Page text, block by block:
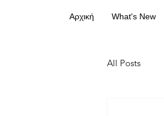
Αρχική What's New
All Posts